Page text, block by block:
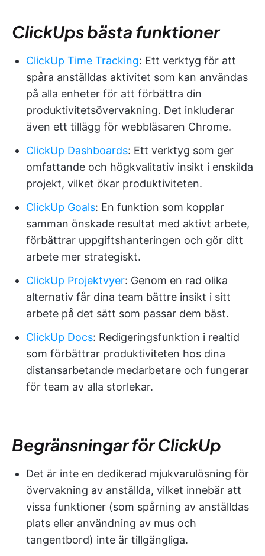
ClickUps bästa funktioner
ClickUp Time Tracking: Ett verktyg för att
spåra anställdas aktivitet som kan användas
på alla enheter för att förbättra din
produktivitetsövervakning. Det inkluderar
även ett tillägg för webbläsaren Chrome.
ClickUp Dashboards: Ett verktyg som ger
omfattande och högkvalitativ insikt i enskilda
projekt, vilket ökar produktiviteten.
ClickUp Goals: En funktion som kopplar
samman önskade resultat med aktivt arbete,
förbättrar uppgiftshanteringen och gör ditt
arbete mer strategiskt.
ClickUp Projektvyer: Genom en rad olika
alternativ får dina team bättre insikt i sitt
arbete på det sätt som passar dem bäst.
ClickUp Docs: Redigeringsfunktion i realtid
som förbättrar produktiviteten hos dina
distansarbetande medarbetare och fungerar
för team av alla storlekar.
Begränsningar för ClickUp
Det är inte en dedikerad mjukvarulösning för
övervakning av anställda, vilket innebär att
vissa funktioner (som spårning av anställdas
plats eller användning av mus och
tangentbord) inte är tillgängliga.